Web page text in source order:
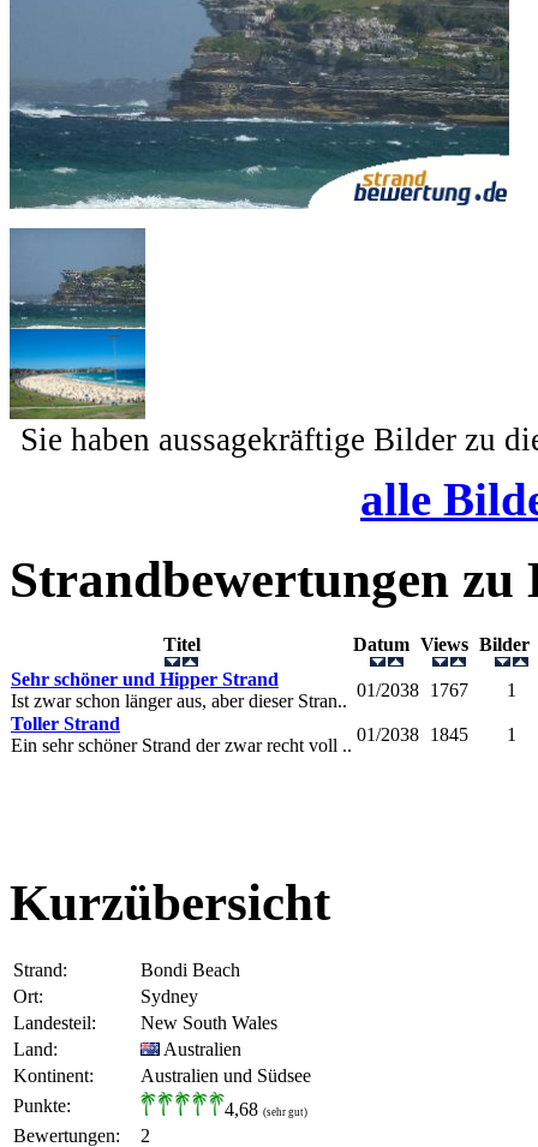
Sie haben aussagekräftige Bilder zu
alle
Strandbewertungen zu
Titel Datum Views
Sehr schöner und Hipper Strand
Ist zwar schon länger aus, aber dieser Stran..
01/2038 1767
1
Toller Strand
Ein sehr schöner Strand der zwar recht voll ..
01/2038 1845 1
Kurzübersicht
Strand:
Bondi Beach
Ort:
Sydney
Landesteil:
New South Wales
Land:
Australien
Kontinent:
Australien und Südsee
Punkte:
4,68 (sehr gut)
Bewertungen: 2